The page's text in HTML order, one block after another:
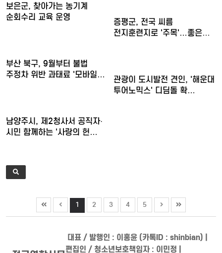
보은군, 찾아가는 농기계
순회수리 교육 운영
증평군, 전국 씨름
전지훈련지로 '주목'…좋은
부산 북구, 9월부터 불법
주정차 위반 과태료 '모바일…
관광이 도시발전 견인, '해운대
투어노믹스' 디딤돌 확…
남양주시, 제2청사서 공직자·
시민 함께하는 '사랑의 헌…
1 2 3 4 5
대표 / 발행인 : 이홍윤 (카톡ID : shinbian) |
편집인 / 청소년보호책임자 : 이민정 |